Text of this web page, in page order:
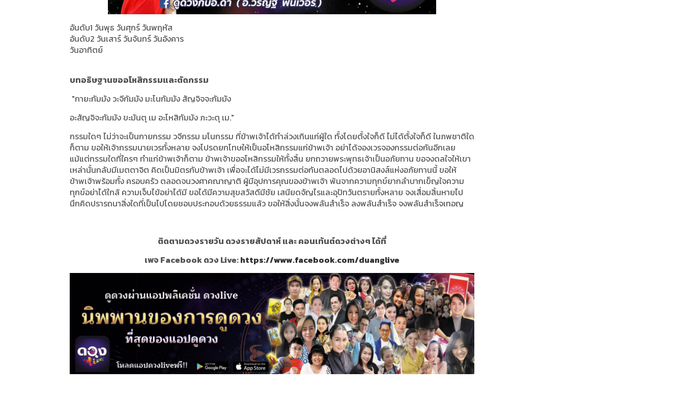
อันดับ1 วันพุธ วันศุกร์ วันพฤหัส
อันดับ2 วันเสาร์ วันจันทร์ วันอังคาร
วันอาทิตย์
บทอธิษฐานขออโหสิกรรมและตัดกรรม
"กายะกัมมัง วะจีกัมมัง มะโนกัมมัง สัญจิจจะกัมมัง
อะสัญจิจะกัมมัง ขะมันตุ เม อะโหสิกัมมัง ภะวะตุ เม."
กรรมใดๆ ไม่ว่าจะเป็นกายกรรม วจีกรรม มโนกรรม ที่ข้าพเจ้าได้ทำล่วงเกินแก่ผู้ใด ทั้งโดยตั้งใจก็ดี ไม่ได้ตั้งใจก็ดี ในภพชาติใด
ก็ตาม ขอให้เจ้ากรรมนายเวรทั้งหลาย จงโปรดยกโทษให้เป็นอโหสิกรรมแก่ข้าพเจ้า อย่าได้จองเวรจองกรรมต่อกันอีกเลย
แม้แต่กรรมใดที่ใครๆ ทำแก่ข้าพเจ้าก็ตาม ข้าพเจ้าขออโหสิกรรมให้ทั้งสิ้น ยกถวายพระพุทธเจ้าเป็นอภัยทาน ขอจงดลใจให้เขา
เหล่านั้นกลับมีเมตตาจิต คิดเป็นมิตรกับข้าพเจ้า เพื่อจะได้ไม่มีเวรกรรมต่อกันตลอดไปด้วยอานิสงส์แห่งอภัยทานนี้ ขอให้
ข้าพเจ้าพร้อมทั้ง ครอบครัว ตลอดจนวงศาคณาญาติ ผู้มีอุปการคุณของข้าพเจ้า พ้นจากความทุกข์ยากลำบากเข็ญใจความ
ทุกข์อย่าได้ใกล้ ความเจ็บไข้อย่าได้มี ขอได้มีความสุขสวัสดีมีชัย เสนียดจัญไรและอุปัทวันตรายทั้งหลาย จงเสื่อมสิ้นหายไป
นึกคิดปรารถนาสิ่งใดที่เป็นไปโดยชอบประกอบด้วยธรรมแล้ว ขอให้สิ่งนั้นจงพลันสำเร็จ ลงพลันสำเร็จ จงพลันสำเร็จเทอญ
ติดตามดวงรายวัน ดวงรายสัปดาห์ และ คอนเท้นต์ดวงต่างๆ ได้ที่
เพจ Facebook ดวง Live:https://www.facebook.com/duanglive